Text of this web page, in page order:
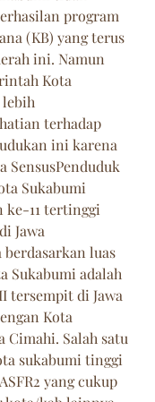
program
(KB) yang terus
ini. Namun
Kota
lebih
terhadap
ini karena
SensusPenduduk
Sukabumi
ke-11 tertinggi
Jawa
berdasarkan luas
Sukabumi adalah
tersempit di Jawa
Kota
Cimahi. Salah satu
sukabumi tinggi
yang cukup